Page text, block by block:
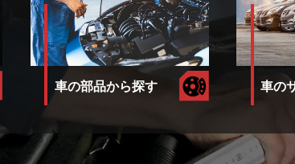
車の部品から探す 車の